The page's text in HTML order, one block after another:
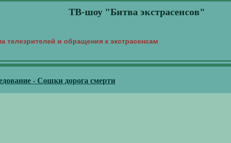
ТВ-шоу "Битва экстрасенсов"
телезрителей и обращения к экстрасенсам
- Сошки дорога смерти